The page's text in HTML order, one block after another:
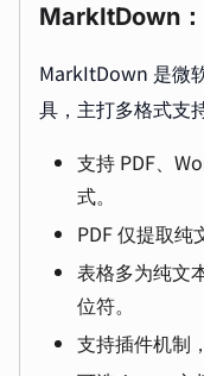
MarkItDown
MarkItDown 是微
具，主打多格式支
支持 PDF、
式。
PDF 仅提取纯
表格多为纯文
位符。
支持插件机制